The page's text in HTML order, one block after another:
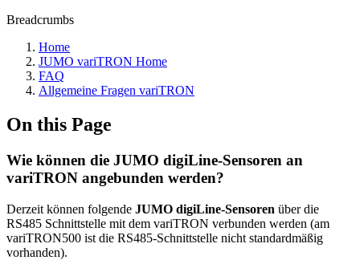
Breadcrumbs
Home
JUMO variTRON Home
FAQ
Allgemeine Fragen variTRON
On this Page
Wie können die JUMO digiLine-Sensoren an
variTRON angebunden werden?
Derzeit können folgende JUMO digiLine-Sensoren über die
RS485 Schnittstelle mit dem variTRON verbunden werden (am
variTRON500 ist die RS485-Schnittstelle nicht standardmäßig
vorhanden).